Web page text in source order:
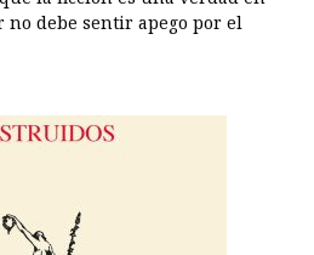
no debe sentir apego por el